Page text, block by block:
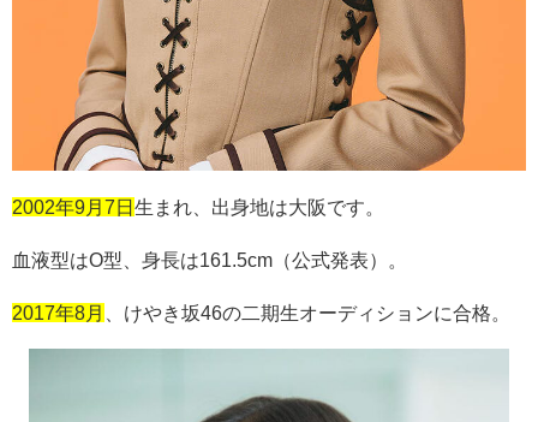
2002年9月7日 生まれ、出身地は大阪です。
血液型はO型、身長は161.5cm （公式発表）。
2017年8月 、けやき坂46の二期生オーディションに合格。